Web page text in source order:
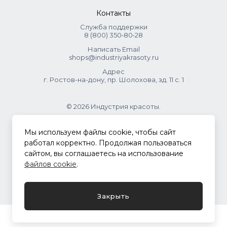
Copolymer, Hydroxyethylcellulose, Propylene Glycol,
Trideceth-5, Phenoxyethanol, Ethylhexylglycerin, Isopropyl
Alcohol, Citric Acid, Lactic Acid.
Контакты
Служба поддержки
8 (800) 350‑80‑28
Написать Email
shops@industriyakrasoty.ru
Адрес
г. Ростов-на-дону, пр. Шолохова, зд. 11 с. 1
© 2026 Индустрия красоты.
.
Политика конфиденциальности
Мы используем файлы cookie, чтобы сайт
работал корректно. Продолжая пользоваться
сайтом, вы соглашаетесь на использование
файлов cookie.
Закрыть